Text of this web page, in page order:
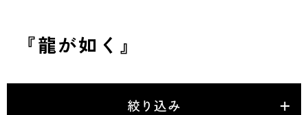
『龍が如く』
絞り込み